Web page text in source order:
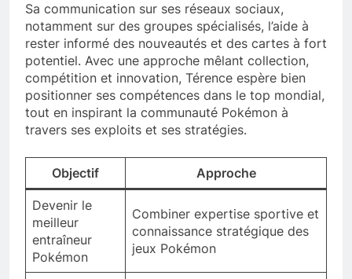
Sa communication sur ses réseaux sociaux,
notamment sur des groupes spécialisés, l’aide à
rester informé des nouveautés et des cartes à fort
potentiel. Avec une approche mêlant collection,
compétition et innovation, Térence espère bien
positionner ses compétences dans le top mondial,
tout en inspirant la communauté Pokémon à
travers ses exploits et ses stratégies.
Objectif Approche
Devenir le
meilleur
entraîneur
Pokémon
Combiner expertise sportive et
connaissance stratégique des
jeux Pokémon